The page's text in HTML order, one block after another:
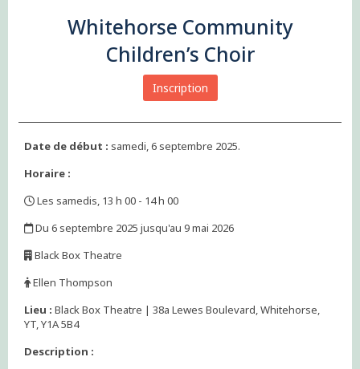
Whitehorse Community
Children’s Choir
Inscription
Date de début : samedi, 6 septembre 2025.
Horaire :
Les samedis, 13 h 00 - 14 h 00
Du 6 septembre 2025 jusqu'au 9 mai 2026
Black Box Theatre
Ellen Thompson
Lieu : Black Box Theatre | 38a Lewes Boulevard, Whitehorse,
YT, Y1A 5B4
Description :